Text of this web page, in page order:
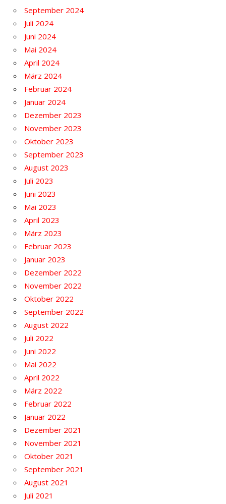
September 2024
Juli 2024
Juni 2024
Mai 2024
April 2024
März 2024
Februar 2024
Januar 2024
Dezember 2023
November 2023
Oktober 2023
September 2023
August 2023
Juli 2023
Juni 2023
Mai 2023
April 2023
März 2023
Februar 2023
Januar 2023
Dezember 2022
November 2022
Oktober 2022
September 2022
August 2022
Juli 2022
Juni 2022
Mai 2022
April 2022
März 2022
Februar 2022
Januar 2022
Dezember 2021
November 2021
Oktober 2021
September 2021
August 2021
Juli 2021